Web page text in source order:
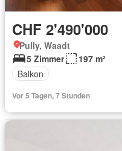
CHF 2'490'000
Pully, Waadt
5 Zimmer
197 m²
Balkon
Vor 5 Tagen, 7 Stunden